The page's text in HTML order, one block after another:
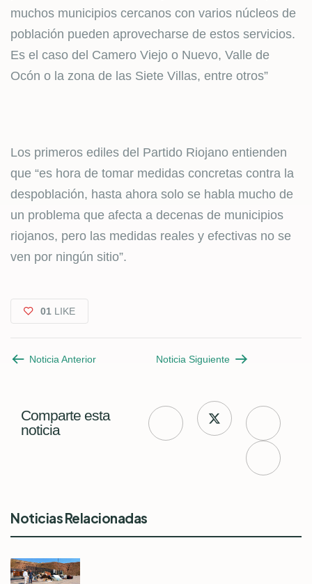
muchos municipios cercanos con varios núcleos de
población pueden aprovecharse de estos servicios.
Es el caso del Camero Viejo o Nuevo, Valle de
Ocón o la zona de las Siete Villas, entre otros”
Los primeros ediles del Partido Riojano entienden
que “es hora de tomar medidas concretas contra la
despoblación, hasta ahora solo se habla mucho de
un problema que afecta a decenas de municipios
riojanos, pero las medidas reales y efectivas no se
ven por ningún sitio”.
01 LIKE
Noticia Anterior Noticia Siguiente
Comparte esta
noticia
Noticias Relacionadas